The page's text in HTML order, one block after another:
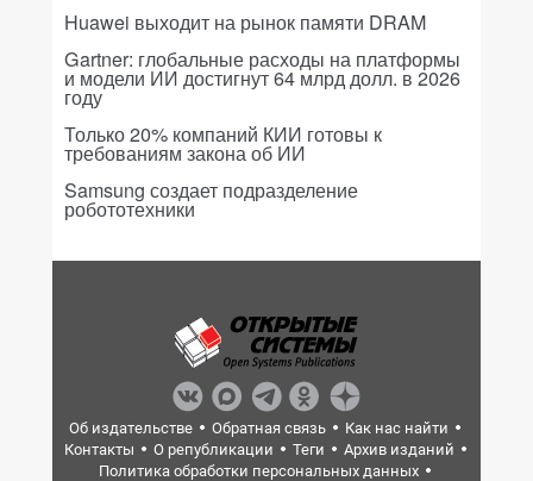
Huawei выходит на рынок памяти DRAM
Gartner: глобальные расходы на платформы
и модели ИИ достигнут 64 млрд долл. в 2026
году
Только 20% компаний КИИ готовы к
требованиям закона об ИИ
Samsung создает подразделение
робототехники
Об издательстве Обратная связь
Как нас найти
Контакты
О републикации Теги
Архив изданий
Политика обработки персональных данных